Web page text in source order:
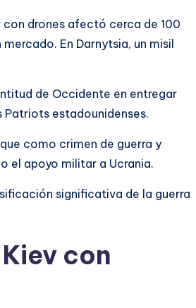
con drones afectó cerca de 100
En Darnytsia, un misil
de Occidente en entregar
estadounidenses.
como crimen de guerra y
el apoyo militar a Ucrania.
significativa de la guerra
con